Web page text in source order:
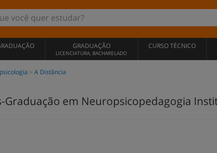
GRADUAÇÃO
LICENCIATURA, BACHARELADO
CURSO TÉCNICO
A Distância
Graduação em Neuropsicopedagogia